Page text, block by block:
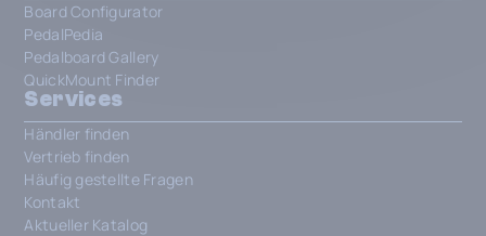
Board Configurator
PedalPedia
Pedalboard Gallery
QuickMount Finder
Services
Händler finden
Vertrieb finden
Häufig gestellte Fragen
Kontakt
Aktueller Katalog